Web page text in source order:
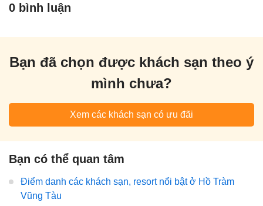
0 bình luận
Bạn đã chọn được khách sạn theo ý
mình chưa?
Xem các khách sạn có ưu đãi
Bạn có thể quan tâm
Điểm danh các khách sạn, resort nổi bật ở Hồ Tràm
Vũng Tàu